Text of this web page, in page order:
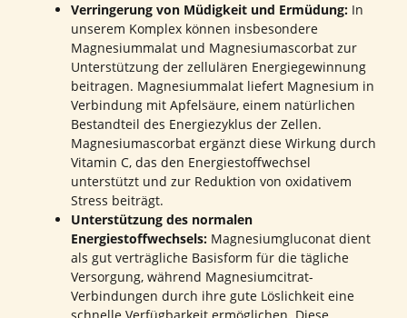
Verringerung von Müdigkeit und Ermüdung: In
unserem Komplex können insbesondere
Magnesiummalat und Magnesiumascorbat zur
Unterstützung der zellulären Energiegewinnung
beitragen. Magnesiummalat liefert Magnesium in
Verbindung mit Apfelsäure, einem natürlichen
Bestandteil des Energiezyklus der Zellen.
Magnesiumascorbat ergänzt diese Wirkung durch
Vitamin C, das den Energiestoffwechsel
unterstützt und zur Reduktion von oxidativem
Stress beiträgt.
Unterstützung des normalen
Energiestoffwechsels: Magnesiumgluconat dient
als gut verträgliche Basisform für die tägliche
Versorgung, während Magnesiumcitrat-
Verbindungen durch ihre gute Löslichkeit eine